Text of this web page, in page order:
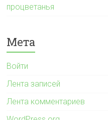
процветанья
Мета
Войти
Лента записей
Лента комментариев